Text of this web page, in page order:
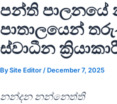
පන්ති පාලනයේ
පාතාලයෙන්
ස්වාධීන
BySite Editor / December 7, 2025
නන්දන නන්නෙත්ති